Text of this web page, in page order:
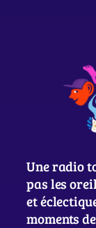
Une radio
pas les
et
moments